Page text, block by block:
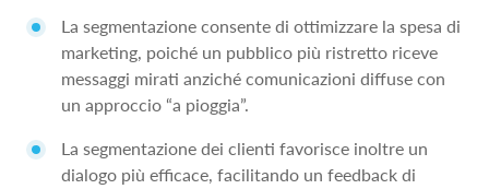
La segmentazione consente di ottimizzare la spesa di
marketing, poiché un pubblico più ristretto riceve
messaggi mirati anziché comunicazioni diffuse con
un approccio “a pioggia”.
La segmentazione dei clienti favorisce inoltre un
dialogo più efficace, facilitando un feedback di